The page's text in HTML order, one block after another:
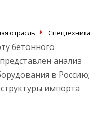
отрасль Спецтехника
бетонного
анализ
в Россию;
импорта